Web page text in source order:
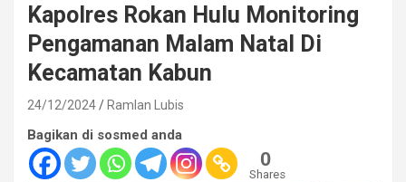
Kapolres Rokan Hulu Monitoring
Pengamanan Malam Natal Di
Kecamatan Kabun
24/12/2024 Ramlan Lubis
Bagikan di sosmed anda
0
Shares